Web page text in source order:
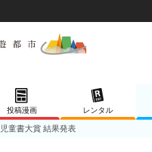
投稿漫画 レンタル
童書大賞 結果発表